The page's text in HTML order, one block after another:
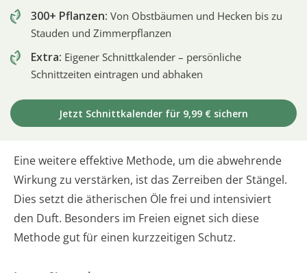
300+ Pflanzen: Von Obstbäumen und Hecken bis zu
Stauden und Zimmerpflanzen
Extra: Eigener Schnittkalender – persönliche
Schnittzeiten eintragen und abhaken
Jetzt Schnittkalender für 9,99 € sichern
Eine weitere effektive Methode, um die abwehrende
Wirkung zu verstärken, ist das Zerreiben der Stängel.
Dies setzt die ätherischen Öle frei und intensiviert
den Duft. Besonders im Freien eignet sich diese
Methode gut für einen kurzzeitigen Schutz.